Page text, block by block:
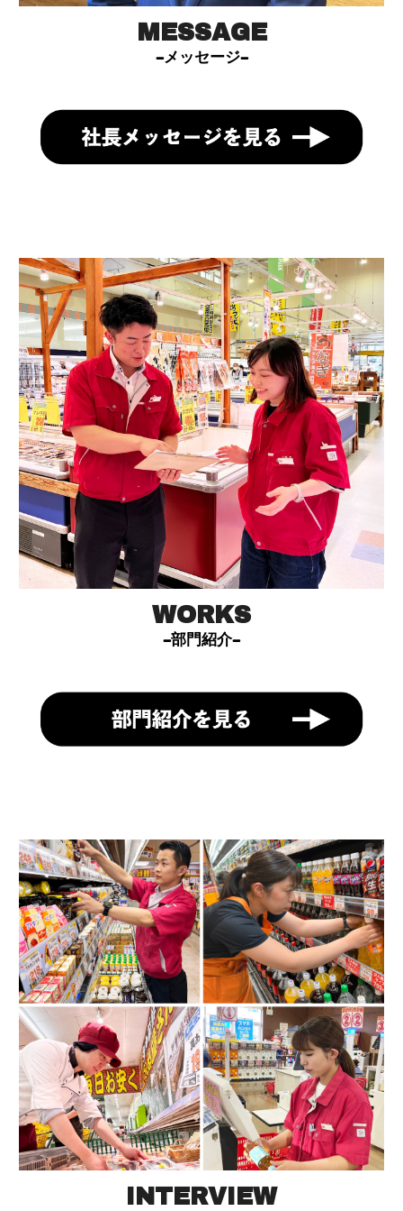
MESSAGE
-メッセージ-
WORKS
-部門紹介-
INTERVIEW